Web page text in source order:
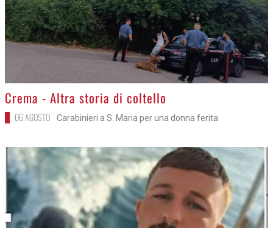
>
Crema - Altra storia di coltello
06 AGOSTO Carabinieri a S. Maria per una donna ferita